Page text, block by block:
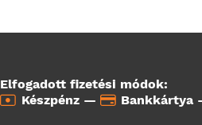
Elfogadott fizetési módok:
Készpénz —